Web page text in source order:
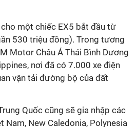
một chiếc EX5 bắt đầu từ
530 triệu đồng). Trong tương
Motor Châu Á Thái Bình Dương
nơi đã có 7.000 xe điện
vận tải đường bộ của đất
Quốc cũng sẽ gia nhập các
New Caledonia, Polynesia